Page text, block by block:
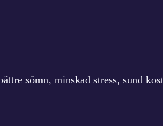
sömn, minskad stress, sund